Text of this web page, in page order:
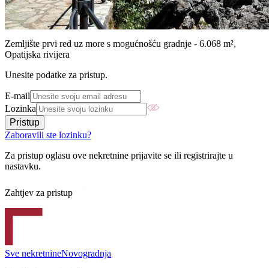
Zemljište prvi red uz more s mogućnošću gradnje - 6.068 m²,
Opatijska rivijera
Unesite podatke za pristup.
E-mail
Lozinka
Pristup
Zaboravili ste lozinku?
Za pristup oglasu ove nekretnine prijavite se ili registrirajte u
nastavku.
Zahtjev za pristup
Sve nekretnineNovogradnja